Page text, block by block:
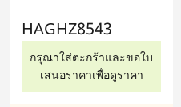
HAGHZ8543
กรุณาใส่ตะกร้าและขอใบ
เสนอราคาเพื่อดูราคา